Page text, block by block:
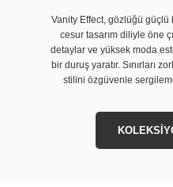
Vanity Effect, gözlüğü
cesur tasarım diliyle öne
detaylar ve yüksek moda
bir duruş yaratır. Sınırları
stilini özgüvenle